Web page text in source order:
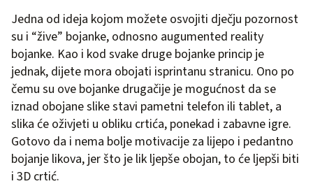
Jedna od ideja kojom možete osvojiti dječju pozornost
su i “žive” bojanke, odnosno augumented reality
bojanke. Kao i kod svake druge bojanke princip je
jednak, dijete mora obojati isprintanu stranicu. Ono po
čemu su ove bojanke drugačije je mogućnost da se
iznad obojane slike stavi pametni telefon ili tablet, a
slika će oživjeti u obliku crtića, ponekad i zabavne igre.
Gotovo da i nema bolje motivacije za lijepo i pedantno
bojanje likova, jer što je lik ljepše obojan, to će ljepši biti
i 3D crtić.